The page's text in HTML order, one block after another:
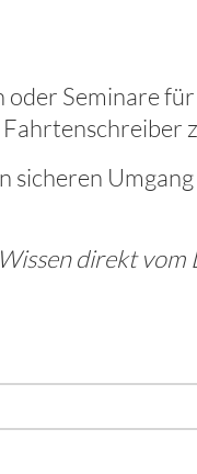
Seminare
direkt vom